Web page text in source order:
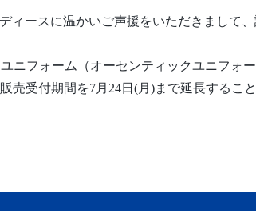
ィースに温かいご声援をいただきまして、
ニフォーム（オーセンティックユニフォ
売受付期間を7月24日(月)まで延長するこ